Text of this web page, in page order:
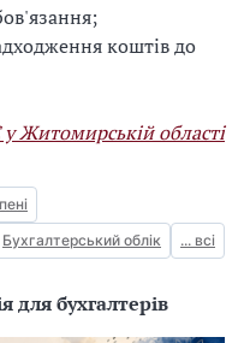
коштів до
Житомирській області
Бухгалтерський облік ... всі
для бухгалтерів